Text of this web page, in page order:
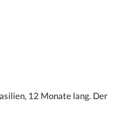
12 Monate lang. Der